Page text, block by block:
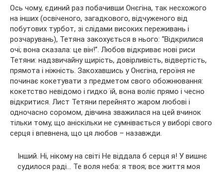
Ось чому, єдиний раз побачивши Онєгіна, так несхожого
на інших (освіченого, загадкового, відчуженого від
побутових турбот, зі слідами високих переживань і
розчарувань), Тетяна закохується в нього: “Відкрилися
очі; вона сказала: це він!”. Любов відкриває нові риси
Тетяни: надзвичайну щирість, довірливість, відвертість,
прямота і ніжність. Закохавшись у Онєгіна, героїня не
починає кокетувати з предметом свого обожнювання:
кокетство невідомо і гидко їй, вона воліє прямо і чесно
відкритися. Лист Тетяни перейнято жаром любові і
одночасно соромом, дівчина зважилася на цей вчинок
тільки тому, що аніскільки не сумнівається у виборі свого
серця і впевнена, що ця любов – назавжди.
Інший. Ні, нікому на світі Не віддала б серця я! У вишнє
судилося раді… Те воля неба: я твоя; все життя моя